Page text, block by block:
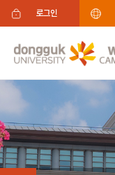
로그인